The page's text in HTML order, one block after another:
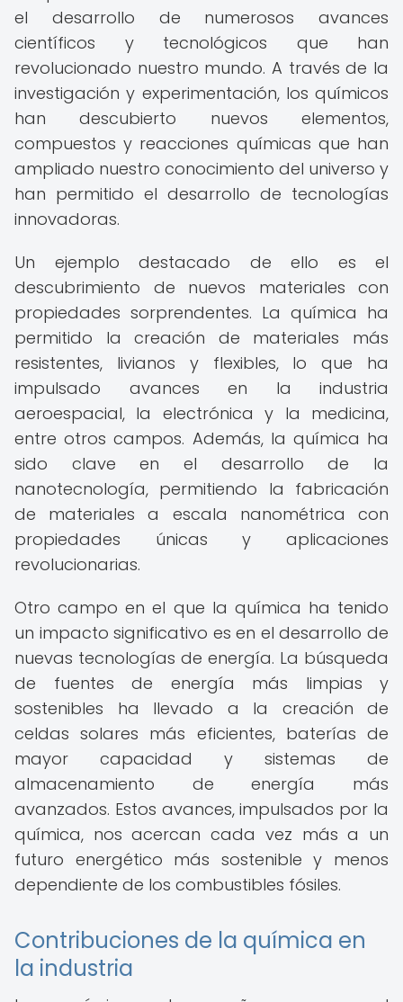
el desarrollo de numerosos avances
científicos y tecnológicos que han
revolucionado nuestro mundo. A través de la
investigación y experimentación, los químicos
han descubierto nuevos elementos,
compuestos y reacciones químicas que han
ampliado nuestro conocimiento del universo y
han permitido el desarrollo de tecnologías
innovadoras.
Un ejemplo destacado de ello es el
descubrimiento de nuevos materiales con
propiedades sorprendentes. La química ha
permitido la creación de materiales más
resistentes, livianos y flexibles, lo que ha
impulsado avances en la industria
aeroespacial, la electrónica y la medicina,
entre otros campos. Además, la química ha
sido clave en el desarrollo de la
nanotecnología, permitiendo la fabricación
de materiales a escala nanométrica con
propiedades únicas y aplicaciones
revolucionarias.
Otro campo en el que la química ha tenido
un impacto significativo es en el desarrollo de
nuevas tecnologías de energía. La búsqueda
de fuentes de energía más limpias y
sostenibles ha llevado a la creación de
celdas solares más eficientes, baterías de
mayor capacidad y sistemas de
almacenamiento de energía más
avanzados. Estos avances, impulsados por la
química, nos acercan cada vez más a un
futuro energético más sostenible y menos
dependiente de los combustibles fósiles.
Contribuciones de la química en
la industria